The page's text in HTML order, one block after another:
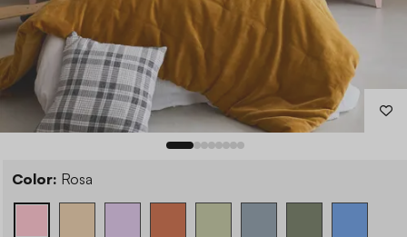
Color: Rosa